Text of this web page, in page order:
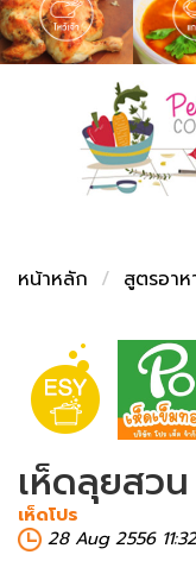
เคล็ดลับน่ารู้
เปรียบเทียบ
เปรียบเทีย
เปรียบเทีย
FoodPedia
สร้าง
หน้าหลัก
สูตรอา
เห็ดลุยสวน
เห็ดโปร
28 Aug 2556